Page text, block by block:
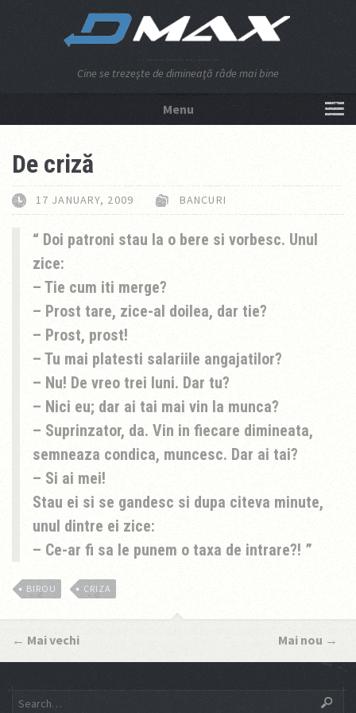
Cine se trezeşte de dimineaţă râde mai bine
Menu
De criză
17 JANUARY, 2009 BANCURI
Doi patroni stau la o bere si vorbesc. Unul
zice:
– Tie cum iti merge?
– Prost tare, zice-al doilea, dar tie?
– Prost, prost!
– Tu mai platesti salariile angajatilor?
– Nu! De vreo trei luni. Dar tu?
– Nici eu; dar ai tai mai vin la munca?
– Suprinzator, da. Vin in fiecare dimineata,
semneaza condica, muncesc. Dar ai tai?
– Si ai mei!
Stau ei si se gandesc si dupa citeva minute,
unul dintre ei zice:
– Ce-ar fi sa le punem o taxa de intrare?!
BIROU CRIZA
← Mai vechi Mai nou →